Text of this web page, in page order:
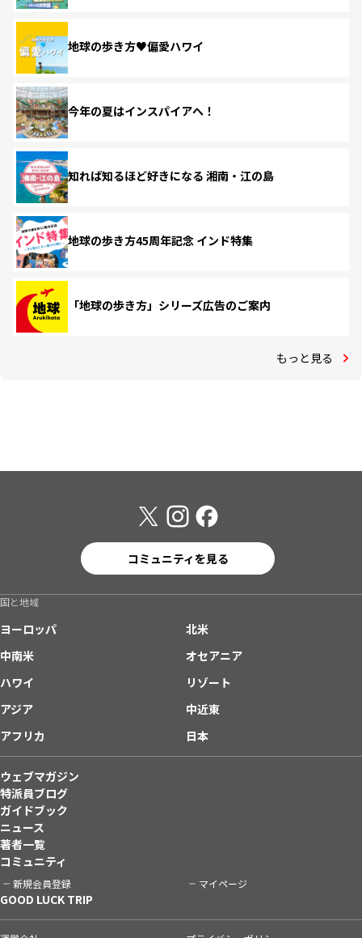
地球の歩き方♥偏愛ハワイ
今年の夏はインスパイアへ！
知れば知るほど好きになる 湘南・江の島
地球の歩き方45周年記念 インド特集
「地球の歩き方」シリーズ広告のご案内
もっと見る
コミュニティを見る
国と地域
ヨーロッパ
北米
中南米
オセアニア
ハワイ
リゾート
アジア
中近東
アフリカ
日本
ウェブマガジン
特派員ブログ
ガイドブック
ニュース
著者一覧
コミュニティ
新規会員登録 マイページ
GOOD LUCK TRIP